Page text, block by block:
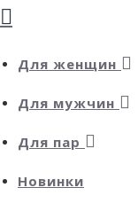
Для женщин
Для мужчин
Для пар
Новинки